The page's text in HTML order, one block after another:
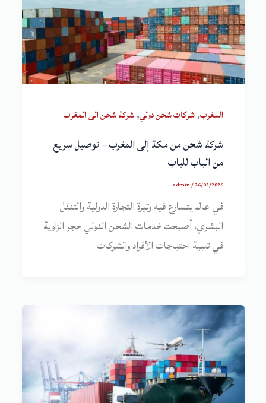
المغرب,شركات شحن دولي,شركة شحن الى المغرب
شركة شحن من مكة إلى المغرب – توصيل سريع
من الباب للباب
admin/26/03/2026
في عالم يتسارع فيه وتيرة التجارة الدولية والتنقل
البشري، أصبحت خدمات الشحن الدولي حجر الزاوية
في تلبية احتياجات الأفراد والشركات